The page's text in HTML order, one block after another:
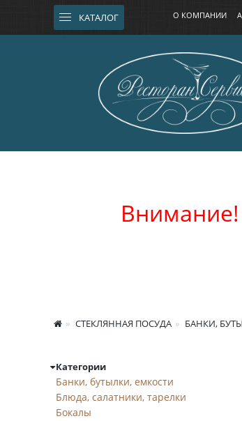
КАТАЛОГ О КОМПАНИИ
СТЕКЛЯННАЯ ПОСУДА БАНКИ,
Бутылки
Категории
Банки, бутылки, емкости
Блюда, салатники, тарелки
Бокалы